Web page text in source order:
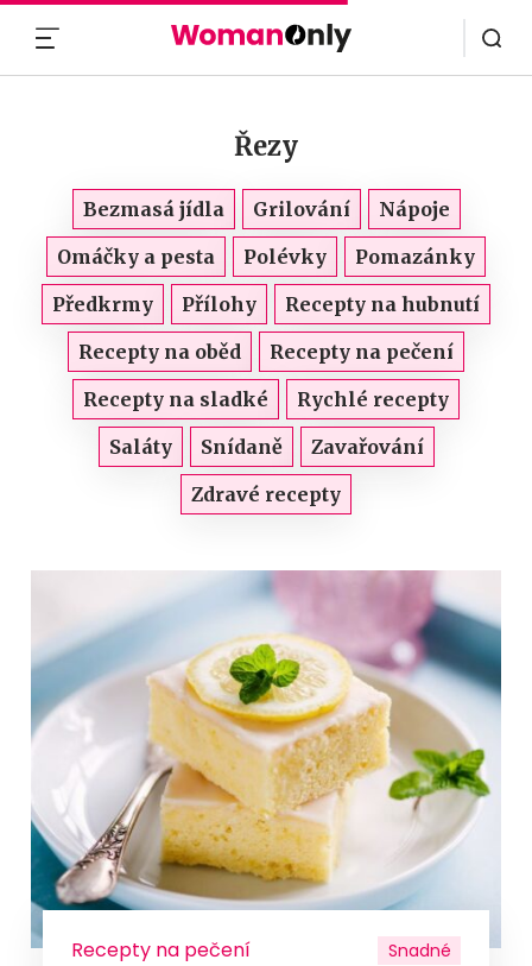
Řezy
Bezmasá jídla Grilování
Nápoje
Omáčky a pesta
Polévky
Pomazánky
Předkrmy
Přílohy
Recepty na hubnutí
Recepty na oběd
Recepty na pečení
Recepty na sladké
Rychlé recepty
Saláty
Snídaně
Zavařování
Zdravé recepty
Recepty na pečení Snadné